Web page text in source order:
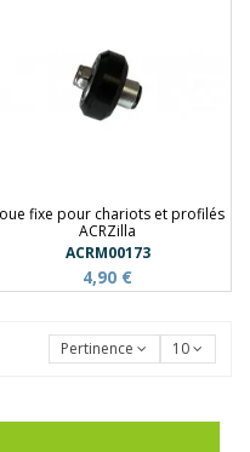
fixe pour chariots et profilés
ACRZilla
ACRM00173
4,90 €
Pertinence 10